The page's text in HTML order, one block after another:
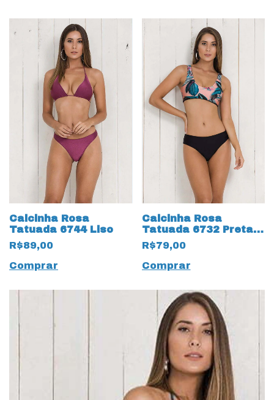
Calcinha Rosa
Tatuada 6744 Liso
R$89,00
Comprar
Calcinha Rosa
Tatuada 6732 Preta
Lisa
R$79,00
Comprar